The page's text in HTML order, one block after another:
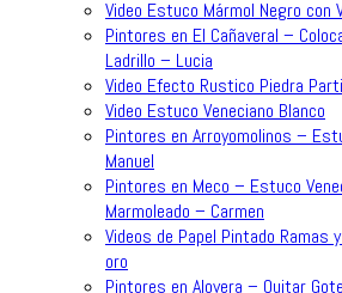
Video Estuco Mármol Negro con
Pintores en El Cañaveral –
Ladrillo – Lucia
Video Efecto Rustico Piedra
Video Estuco Veneciano Blanco
Pintores en Arroyomolinos –
Manuel
Pintores en Meco – Estuco
Marmoleado – Carmen
Videos de Papel Pintado Ramas
oro
Pintores en Alovera – Quitar